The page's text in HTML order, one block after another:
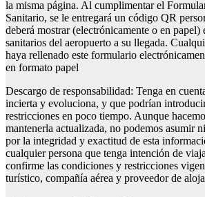
la misma página. Al cumplimentar el
Sanitario, se le entregará un código QR
deberá mostrar (electrónicamente o en papel)
sanitarios del aeropuerto a su llegada.
haya rellenado este formulario
en formato papel
Descargo de responsabilidad: Tenga en
incierta y evoluciona, y que podrían
restricciones en poco tiempo. Aunque
mantenerla actualizada, no podemos asumir
por la integridad y exactitud de esta
cualquier persona que tenga intención de
confirme las condiciones y restricciones
turístico, compañía aérea y proveedor de